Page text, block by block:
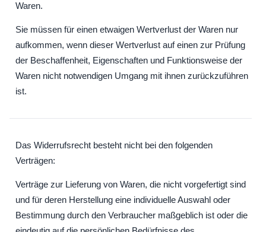
Waren.
Sie müssen für einen etwaigen Wertverlust der Waren nur
aufkommen, wenn dieser Wertverlust auf einen zur Prüfung
der Beschaffenheit, Eigenschaften und Funktionsweise der
Waren nicht notwendigen Umgang mit ihnen zurückzuführen
ist.
Das Widerrufsrecht besteht nicht bei den folgenden
Verträgen:
Verträge zur Lieferung von Waren, die nicht vorgefertigt sind
und für deren Herstellung eine individuelle Auswahl oder
Bestimmung durch den Verbraucher maßgeblich ist oder die